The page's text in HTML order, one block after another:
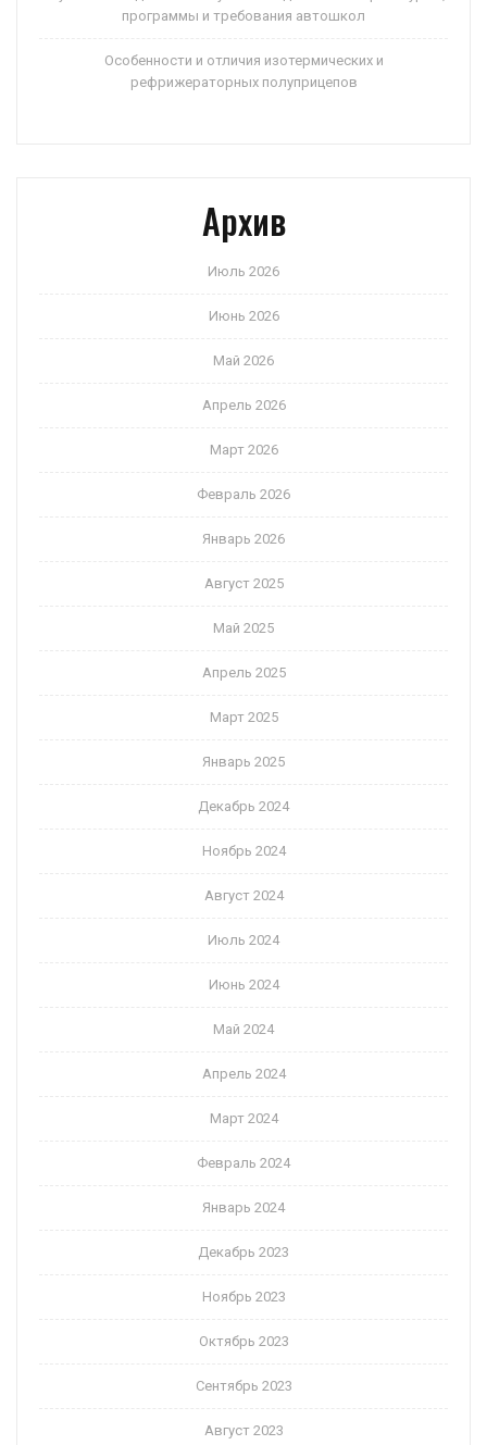
программы и требования автошкол
Особенности и отличия изотермических и
рефрижераторных полуприцепов
Архив
Июль 2026
Июнь 2026
Май 2026
Апрель 2026
Март 2026
Февраль 2026
Январь 2026
Август 2025
Май 2025
Апрель 2025
Март 2025
Январь 2025
Декабрь 2024
Ноябрь 2024
Август 2024
Июль 2024
Июнь 2024
Май 2024
Апрель 2024
Март 2024
Февраль 2024
Январь 2024
Декабрь 2023
Ноябрь 2023
Октябрь 2023
Сентябрь 2023
Август 2023